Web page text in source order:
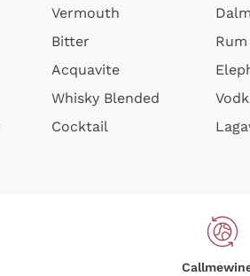
Vermouth
Bitter
Acquavite
Whisky Blended
Cocktail